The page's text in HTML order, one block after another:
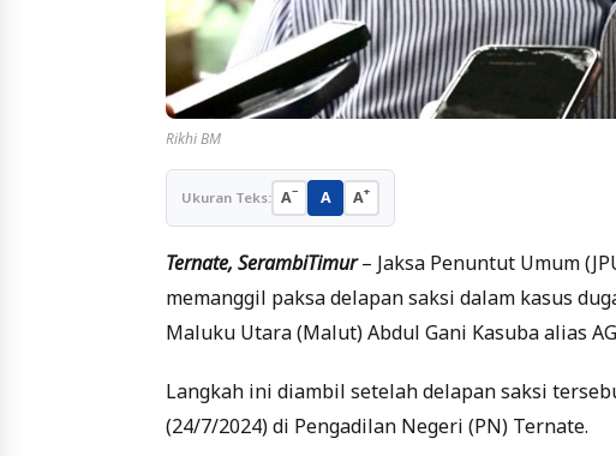
Rikhi BM
Ukuran Teks: A− A A+
Ternate, SerambiTimur – Jaksa Penuntut Umum
memanggil paksa delapan saksi dalam kasus
Maluku Utara (Malut) Abdul Gani Kasuba alias
Langkah ini diambil setelah delapan saksi
(24/7/2024) di Pengadilan Negeri (PN) Ternate.